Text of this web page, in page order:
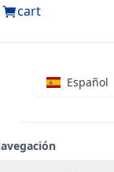
cart
Español